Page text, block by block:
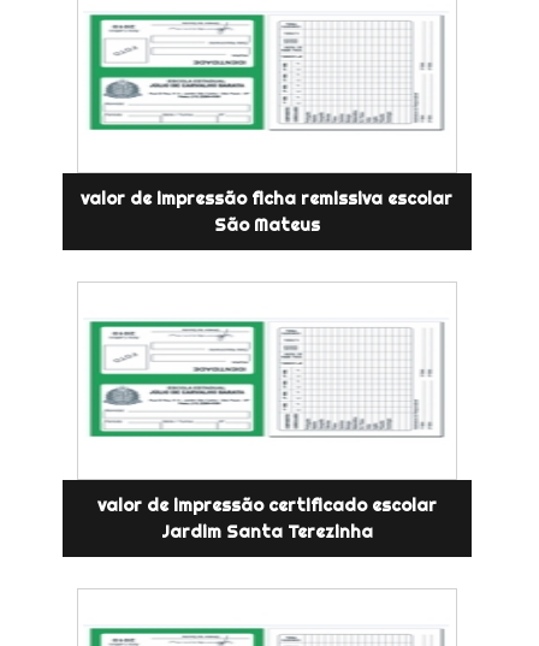
valor de impressão ficha remissiva escolar
São Mateus
valor de impressão certificado escolar
Jardim Santa Terezinha